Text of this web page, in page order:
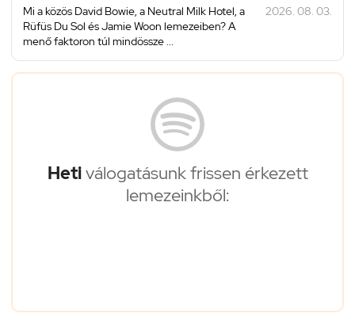
Mi a közös David Bowie, a Neutral Milk Hotel, a
Rüfüs Du Sol és Jamie Woon lemezeiben? A
menő faktoron túl mindössze ...
2026. 08. 03.
Hetiválogatásunk frissen érkezett
lemezeinkből: